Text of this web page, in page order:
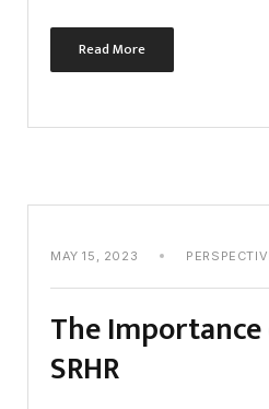
Read More
MAY 15, 2023
The
SRHR